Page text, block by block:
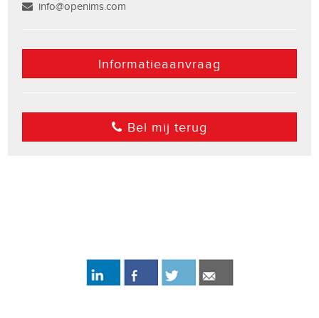
info@openims.com
Informatieaanvraag
Bel mij terug